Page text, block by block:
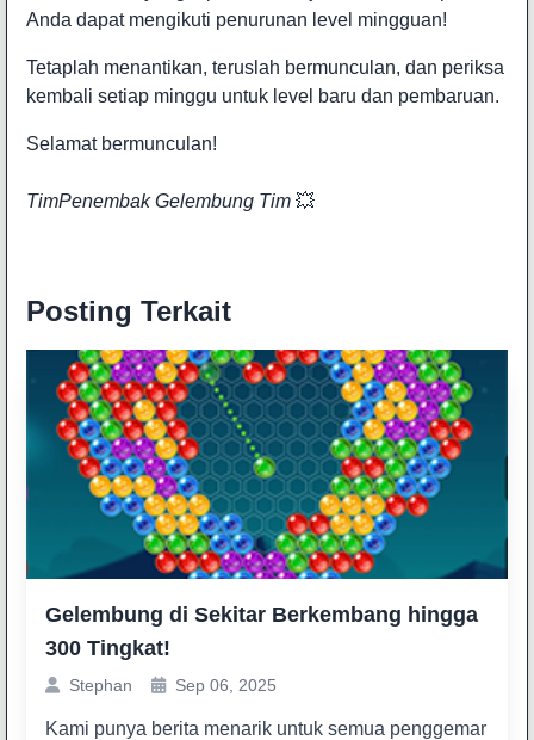
Anda dapat mengikuti penurunan level mingguan!
Tetaplah menantikan, teruslah bermunculan, dan periksa
kembali setiap minggu untuk level baru dan pembaruan.
Selamat bermunculan!
TimPenembak Gelembung Tim 💥
Posting Terkait
Gelembung di Sekitar Berkembang hingga
300 Tingkat!
Stephan Sep 06, 2025
Kami punya berita menarik untuk semua penggemar